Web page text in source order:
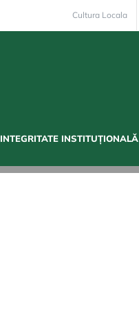
Cultura Locala
INTEGRITATE INSTITUȚIONALĂ